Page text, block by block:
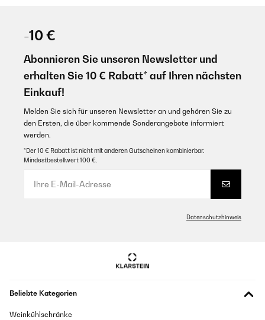
-10 €
Abonnieren Sie unseren Newsletter und
erhalten Sie 10 € Rabatt* auf Ihren nächsten
Einkauf!
Melden Sie sich für unseren Newsletter an und gehören Sie zu
den Ersten, die über kommende Sonderangebote informiert
werden.
*Der 10 € Rabatt ist nicht mit anderen Gutscheinen kombinierbar.
Mindestbestellwert 100 €.
Datenschutzhinweis
Beliebte Kategorien
Weinkühlschränke